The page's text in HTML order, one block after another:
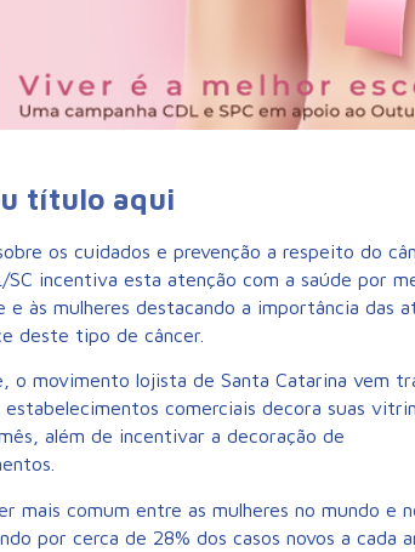
título aqui
os cuidados e prevenção a respeito do
SC incentiva esta atenção com a saúde por
e às mulheres destacando a importância das
deste tipo de câncer.
o movimento lojista de Santa Catarina vem
estabelecimentos comerciais decora suas
além de incentivar a decoração de
mais comum entre as mulheres no mundo e
por cerca de 28% dos casos novos a cada